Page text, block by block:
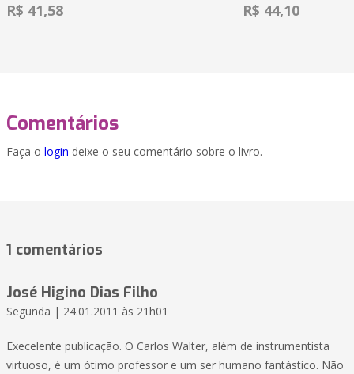
R$ 41,58 R$ 44,10
Comentários
Faça o login deixe o seu comentário sobre o livro.
1 comentários
José Higino Dias Filho
Segunda | 24.01.2011 às 21h01
Execelente publicação. O Carlos Walter, além de instrumentista
virtuoso, é um ótimo professor e um ser humano fantástico. Não